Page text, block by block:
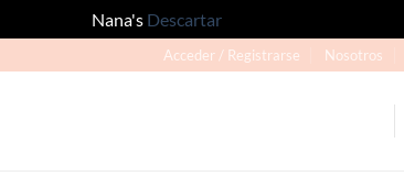
Nana's Descartar
Acceder / Registrarse Nosotros